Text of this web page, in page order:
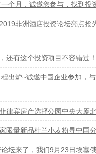
个月，诚邀您参与，找到投
非洲酒店投资论坛亮点抢
还有这个投资项目不容错过！
出炉~诚邀中国企业参加，
律宾房产选择公园中央大厦
限量新品杜兰小麦粉寻中国
坛来了，我们9月23日埃塞